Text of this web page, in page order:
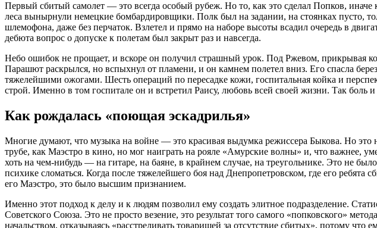
Первый сбитый самолет — это всегда особый рубеж. Но то, как это сделал Попков,
леса вынырнули немецкие бомбардировщики. Полк был на задании, на стоянках пусто,
шлемофона, даже без перчаток. Взлетел и прямо на наборе высоты всадил очередь в
дебюта вопрос о допуске к полетам был закрыт раз и навсегда.
Небо ошибок не прощает, и вскоре он получил страшный урок. Под Ржевом, прикрывая
Парашют раскрылся, но вспыхнул от пламени, и он камнем полетел вниз. Его спасла
тяжелейшими ожогами. Шесть операций по пересадке кожи, госпитальная койка и
строй. Именно в том госпитале он и встретил Раису, любовь всей своей жизни. Так боль и
Как рождалась «поющая эскадрилья»
Многие думают, что музыка на войне — это красивая выдумка режиссера Быкова. Но
трубе, как Маэстро в кино, но мог наиграть на рояле «Амурские волны» и, что важнее,
хоть на чем-нибудь — на гитаре, на баяне, в крайнем случае, на треугольнике. Это не
психике сломаться. Когда после тяжелейшего боя над Днепропетровском, где его ребята
его Маэстро, это было высшим признанием.
Именно этот подход к делу и к людям позволил ему создать элитное подразделение.
Советского Союза. Это не просто везение, это результат того самого «попковского»
начальством, отказываясь «расстреливать товарищей за отсутствие сбитых», потому